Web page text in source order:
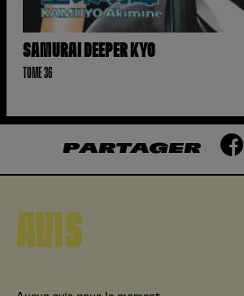
SAMURAI DEEPER KYO
TOME 36
PARTAGER
AVIS